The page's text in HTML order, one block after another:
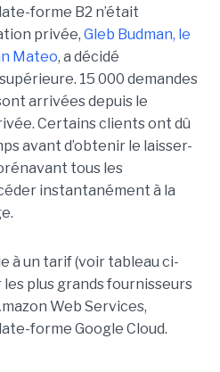
forme B2 n’était
privée, Gleb Budman, le
Mateo, a décidé
15 000 demandes
arrivées depuis le
Certains clients ont dû
avant d’obtenir le laisser-
tous les
instantanément à la
à un tarif (voir tableau ci-
plus grands fournisseurs
Web Services,
forme Google Cloud.